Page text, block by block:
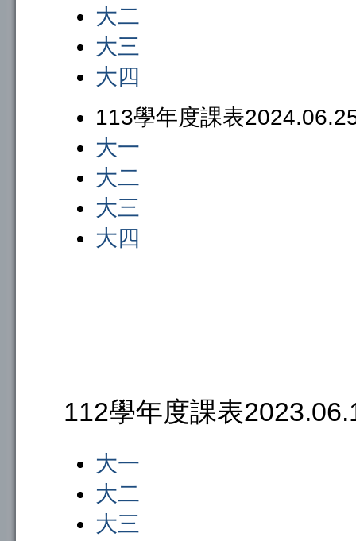
大二
大三
大四
113學年度課表
大一
大二
大三
大四
112學年度課表
大一
大二
大三